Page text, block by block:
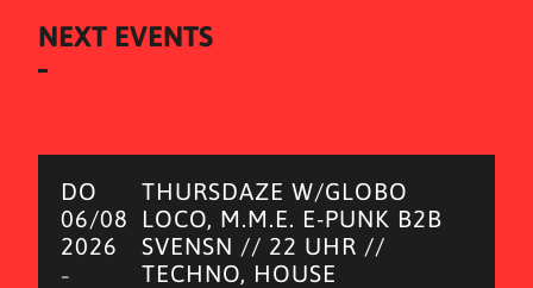
NEXT EVENTS
DO
06/08
2026
–
THURSDAZE W/GLOBO
LOCO, M.M.E. E-PUNK B2B
SVENSN // 22 UHR //
TECHNO, HOUSE